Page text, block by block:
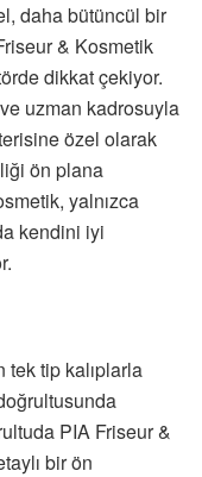
daha bütüncül bir
& Kosmetik
dikkat çekiyor.
ve uzman kadrosuyla
özel olarak
ön plana
yalnızca
kendini iyi
tek tip kalıplarla
PIA Friseur &
bir ön